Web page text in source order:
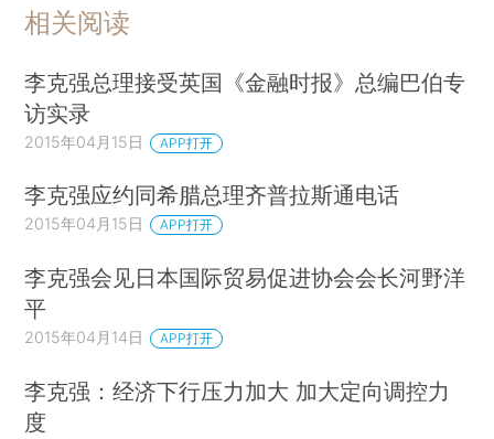
相关阅读
李克强总理接受英国《金融时报》总编巴伯专
访实录
2015年04月15日 APP打开
李克强应约同希腊总理齐普拉斯通电话
2015年04月15日 APP打开
李克强会见日本国际贸易促进协会会长河野洋
平
2015年04月14日 APP打开
李克强：经济下行压力加大 加大定向调控力
度